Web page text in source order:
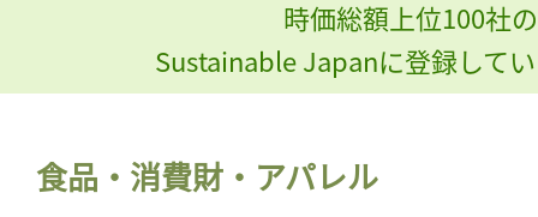
時価総額上位100社
Sustainable Japanに登録して
食品・消費財・アパレル